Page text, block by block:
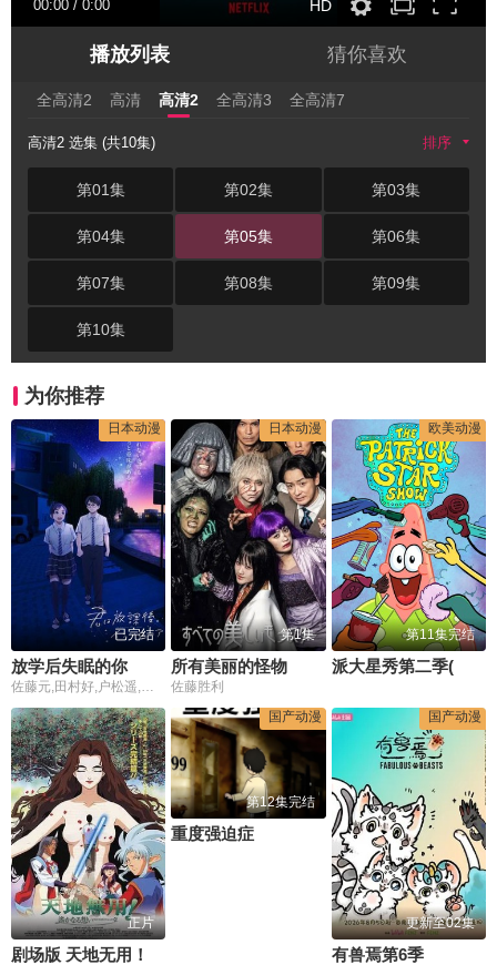
00:00 / 0:00 HD
播放列表 猜你喜欢
全高清2 高清 高清2 全高清3 全高清7
高清2 选集 (共10集) 排序
第01集 第02集 第03集
第04集 第05集 第06集
第07集 第08集 第09集
第10集
为你推荐
日本动漫
已完结
放学后失眠的你
佐藤元,田村好,户松遥,山下诚一郎,Lynn,藤原夏海,诸星堇,能登麻美子,狩野翔
日本动漫
第1集
所有美丽的怪物
佐藤胜利
欧美动漫
第11集完结
派大星秀第二季(英文版)
正片
国产动漫
第12集完结
重度强迫症
国产动漫
更新至02集
有兽焉第6季